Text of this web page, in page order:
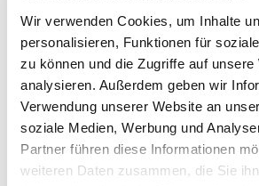
Wir verwenden Cookies, um Inhalte
personalisieren, Funktionen für
zu können und die Zugriffe auf unsere
analysieren. Außerdem geben wir
Verwendung unserer Website an
soziale Medien, Werbung und
Partner führen diese Informationen
weiteren Daten zusammen, die Sie